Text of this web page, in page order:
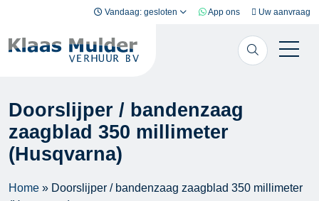
Vandaag: gesloten App ons Uw aanvraag
Doorslijper / bandenzaag
zaagblad 350 millimeter
(Husqvarna)
Home » Doorslijper / bandenzaag zaagblad 350 millimeter